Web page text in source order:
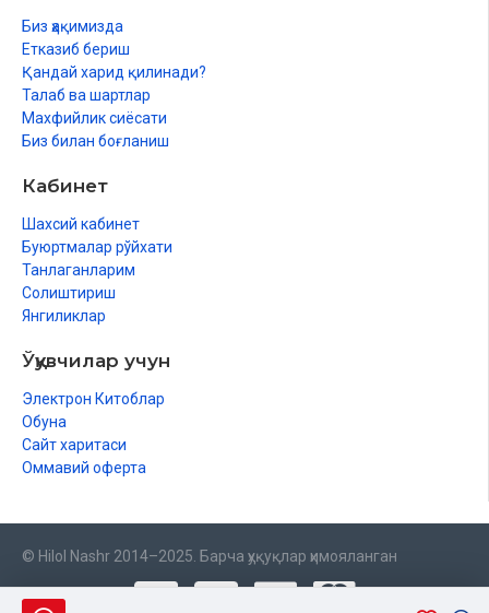
Биз ҳақимизда
Етказиб бериш
Қандай харид қилинади?
Талаб ва шартлар
Махфийлик сиёсати
Биз билан боғланиш
Кабинет
Шахсий кабинет
Буюртмалар рўйхати
Танлаганларим
Солиштириш
Янгиликлар
Ўқувчилар учун
Электрон Китоблар
Обуна
Сайт харитаси
Оммавий оферта
© Hilol Nashr 2014–2025. Барча ҳуқуқлар ҳимояланган